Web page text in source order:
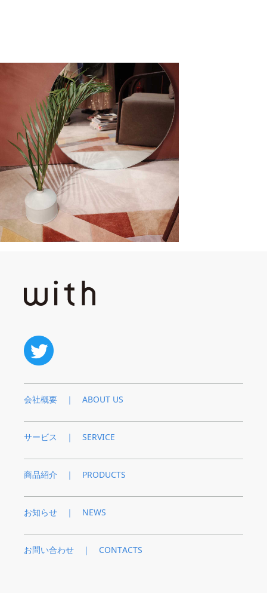
会社概要 ｜ ABOUT US
サービス ｜ SERVICE
商品紹介 ｜ PRODUCTS
お知らせ ｜ NEWS
お問い合わせ ｜ CONTACTS